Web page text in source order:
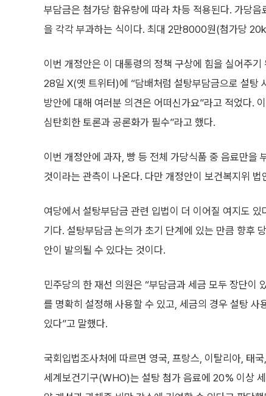
부담금은 첨가당 함유량에 따라 차등 적용된다. 가당
을 각각 부과하는 식이다. 최대 2만8000원(첨가당
이번 개정안은 이 대통령의 정책 구상에 힘을 실어주
28일 X(옛 트위터)에 “담배처럼 설탕부담금으로 설탕
방안에 대해 여러분 의견은 어떠신가요”라고 적었다.
심탄회한 토론과 공론화가 필수”라고 했다.
이번 개정안에 과자, 빵 등 전체 가당식품 중 음료만을
것이라는 관측이 나온다. 다만 개정안이 보건복지위
여당에서 설탕부담금 관련 입법이 더 이어질 여지도
기다. 설탕부담금 논의가 초기 단계에 있는 만큼 향후
안이 발의될 수 있다는 것이다.
민주당의 한 재선 의원은 “부담금과 세금 모두 장단이
를 명확히 설정해 사용할 수 있고, 세금의 경우 설탕
있다”고 말했다.
국회입법조사처에 따르면 영국, 프랑스, 이탈리아, 태
세계보건기구(WHO)는 설탕 첨가 음료에 20% 이상